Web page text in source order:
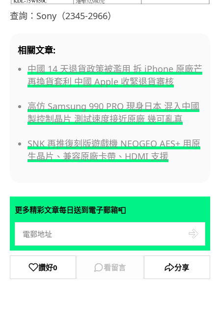
查詢：Sony（2345-2966）
相關文章:
中國 14 天退貨政策被濫用 拆 iPhone 原廠芒
再換貨套利 中國 Apple 收緊退貨審核
高仿 Samsung 990 PRO 現身日本 混入中國
製控制晶片 測試速度接近原廠 幾可亂真
SNK 再推復刻版遊戲機 NEOGEO AES+ 用原
生晶片、兼容原廠卡帶、HDMI 支援
更多精彩文章每日送到電子郵箱📮
讚好0 看留言 分享